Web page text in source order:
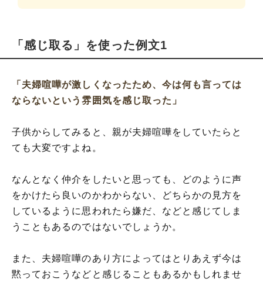
「感じ取る」を使った例文1
「夫婦喧嘩が激しくなったため、今は何も言っては
ならないという雰囲気を感じ取った」
子供からしてみると、親が夫婦喧嘩をしていたらと
ても大変ですよね。
なんとなく仲介をしたいと思っても、どのように声
をかけたら良いのかわからない、どちらかの見方を
しているように思われたら嫌だ、などと感じてしま
うこともあるのではないでしょうか。
また、夫婦喧嘩のあり方によってはとりあえず今は
黙っておこうなどと感じることもあるかもしれませ